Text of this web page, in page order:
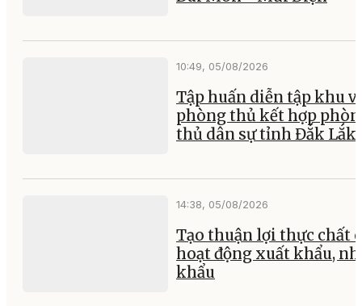
10:49, 05/08/2026
Tập huấn diễn tập khu
phòng thủ kết hợp
thủ dân sự tỉnh Đắk Lắk
14:38, 05/08/2026
Tạo thuận lợi thực chất
hoạt động xuất khẩu,
khẩu